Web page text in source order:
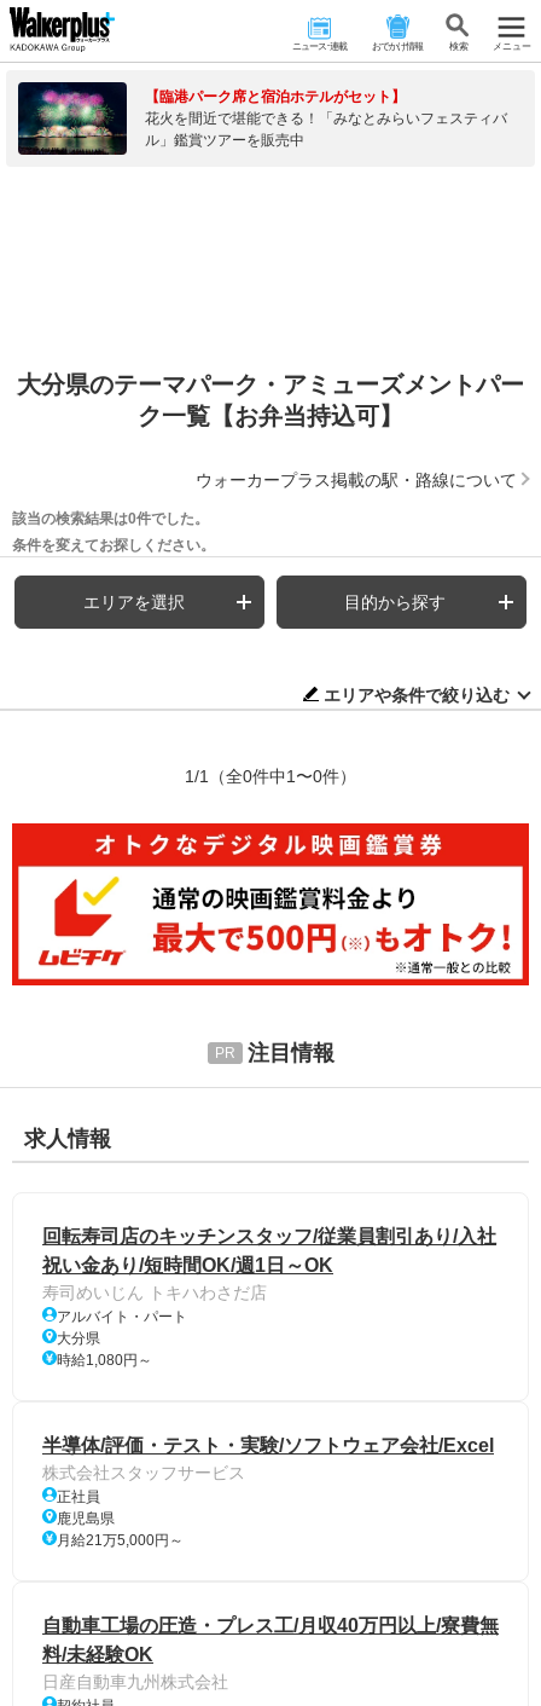
ニュース･連載 おでかけ情報 検 索 メニュー
【臨港パーク席と宿泊ホテルがセット】
花火を間近で堪能できる！「みなとみらいフェスティバ
ル」鑑賞ツアーを販売中
大分県のテーマパーク・アミューズメントパー
ク一覧【お弁当持込可】
ウォーカープラス掲載の駅・路線について
該当の検索結果は0件でした。
条件を変えてお探しください。
エリアを選択 目的から探す
エリアや条件で絞り込む
1/1 （全0件中1〜0件）
注目情報
求人情報
回転寿司店のキッチンスタッフ/従業員割引あり/入社
祝い金あり/短時間OK/週1日～OK
寿司めいじん トキハわさだ店
アルバイト・パート
大分県
時給1,080円～
半導体/評価・テスト・実験/ソフトウェア会社/Excel
株式会社スタッフサービス
正社員
鹿児島県
月給21万5,000円～
自動車工場の圧造・プレス工/月収40万円以上/寮費無
料/未経験OK
日産自動車九州株式会社